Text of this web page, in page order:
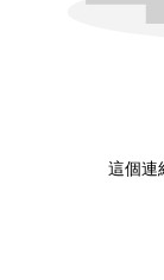
這個連